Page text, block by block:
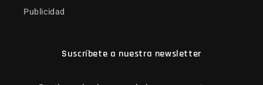
Publicidad
Suscríbete a nuestra newsletter